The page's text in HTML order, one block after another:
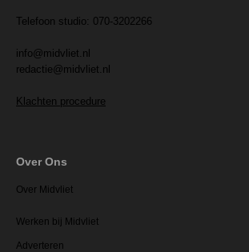
Telefoon studio: 070-3202266
info@midvliet.nl
redactie@midvliet.nl
Klachten procedure
Over Ons
Over Midvliet
Werken bij Midvliet
Adverteren